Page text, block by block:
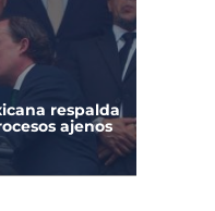
respalda
ajenos